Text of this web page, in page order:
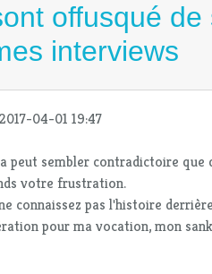
offusqué
interviews
04-01 19:47
peut sembler contradictoire
votre frustration.
connaissez pas l'histoire
pour ma vocation, mon